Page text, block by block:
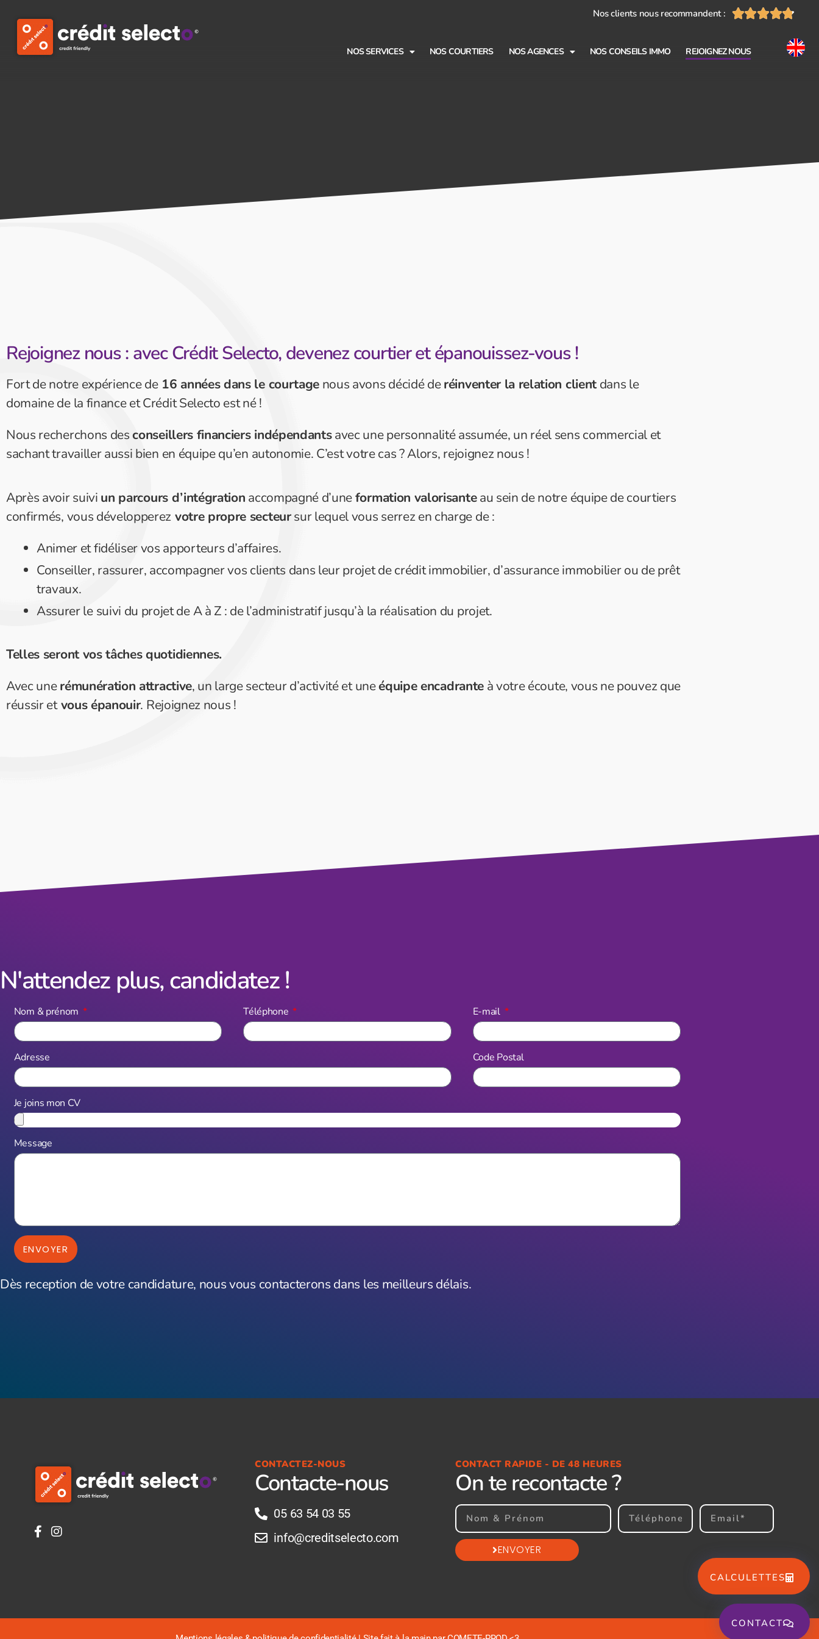
Nos clients nous recommandent : 
CALCULETTES
CONTACT
NOS SERVICES NOS COURTIERS NOS AGENCES NOS CONSEILS IMMO REJOIGNEZ NOUS
Rejoignez nous : avec Crédit Selecto, devenez courtier et épanouissez-vous !
Fort de notre expérience de16 années dans le courtage nous avons décidé deréinventer la relation clientdans le
domaine de la finance et Crédit Selecto est né !
Nous recherchons desconseillers financiers indépendantsavec une personnalité assumée, un réel sens commercial et
sachant travailler aussi bien en équipe qu’en autonomie. C’est votre cas ? Alors, rejoignez nous !
Après avoir suivi un parcours d’intégration accompagné d’uneformation valorisanteau sein de notre équipe de courtiers
confirmés, vous développerez votre propre secteursur lequel vous serrez en charge de :
Animer et fidéliser vos apporteurs d’affaires.
Conseiller, rassurer, accompagner vos clients dans leur projet de crédit immobilier, d’assurance immobilier ou de prêt
travaux.
Assurer le suivi du projet de A à Z : de l’administratif jusqu’à la réalisation du projet.
Telles seront vos tâches quotidiennes.
Avec unerémunération attractive, un large secteur d’activité et uneéquipe encadranteà votre écoute, vous ne pouvez que
réussir etvous épanouir. Rejoignez nous !
N'attendez plus, candidatez !
Nom & prénom Téléphone E-mail
Adresse Code Postal
Je joins mon CV
Message
ENVOYER
Dès reception de votre candidature, nous vous contacterons dans les meilleurs délais.
CONTACTEZ-NOUS
Contacte-nous
05 63 54 03 55
info@creditselecto.com
CONTACT RAPIDE - DE 48 HEURES
On te recontacte ?
ENVOYER